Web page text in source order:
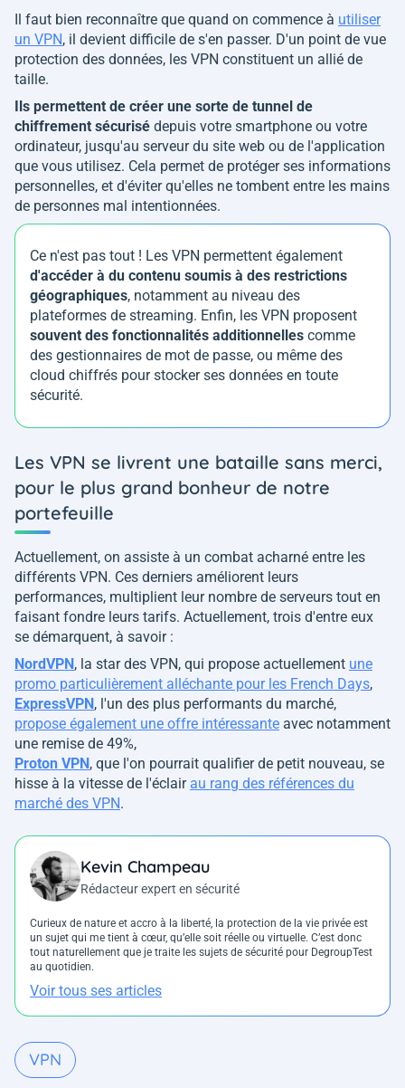
Il faut bien reconnaître que quand on commence à utiliser
un VPN, il devient difficile de s'en passer. D'un point de vue
protection des données, les VPN constituent un allié de
taille.
Ils permettent de créer une sorte de tunnel de
chiffrement sécurisé depuis votre smartphone ou votre
ordinateur, jusqu'au serveur du site web ou de l'application
que vous utilisez. Cela permet de protéger ses informations
personnelles, et d'éviter qu'elles ne tombent entre les mains
de personnes mal intentionnées.
Ce n'est pas tout ! Les VPN permettent également
d'accéder à du contenu soumis à des restrictions
géographiques, notamment au niveau des
plateformes de streaming. Enfin, les VPN proposent
souvent des fonctionnalités additionnelles comme
des gestionnaires de mot de passe, ou même des
cloud chiffrés pour stocker ses données en toute
sécurité.
Les VPN se livrent une bataille sans merci,
pour le plus grand bonheur de notre
portefeuille
Actuellement, on assiste à un combat acharné entre les
différents VPN. Ces derniers améliorent leurs
performances, multiplient leur nombre de serveurs tout en
faisant fondre leurs tarifs. Actuellement, trois d'entre eux
se démarquent, à savoir :
NordVPN , la star des VPN, qui propose actuellement une
promo particulièrement alléchante pour les French Days,
ExpressVPN , l'un des plus performants du marché,
propose également une offre intéressante avec notamment
une remise de 49%,
Proton VPN , que l'on pourrait qualifier de petit nouveau, se
hisse à la vitesse de l'éclair au rang des références du
marché des VPN.
Kevin Champeau
Rédacteur expert en sécurité
Curieux de nature et accro à la liberté, la protection de la vie privée est
un sujet qui me tient à cœur, qu’elle soit réelle ou virtuelle. C’est donc
tout naturellement que je traite les sujets de sécurité pour DegroupTest
au quotidien.
Voir tous ses articles
VPN